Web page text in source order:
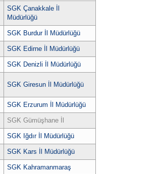
SGK Çanakkale İl
Müdürlüğü
SGK Burdur İl Müdürlüğü
SGK Edirne İl Müdürlüğü
SGK Denizli İl Müdürlüğü
SGK Giresun İl Müdürlüğü
SGK Erzurum İl Müdürlüğü
SGK Gümüşhane İl
SGK Iğdır İl Müdürlüğü
SGK Kars İl Müdürlüğü
SGK Kahramanmaraş